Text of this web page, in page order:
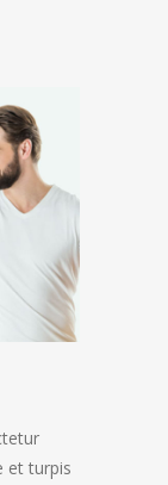
et turpis